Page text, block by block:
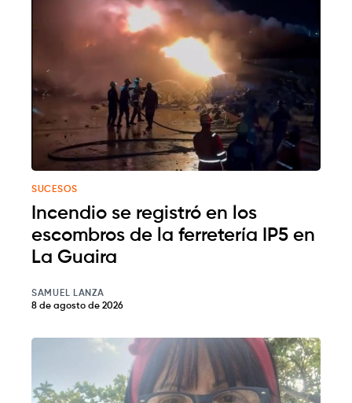
SUCESOS
Incendio se registró en los
escombros de la ferretería IP5 en
La Guaira
SAMUEL LANZA
8 de agosto de 2026